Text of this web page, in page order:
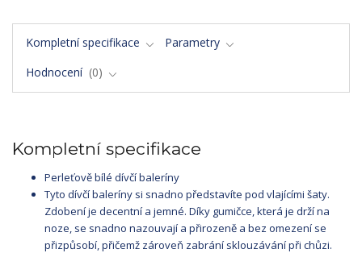
Kompletní specifikace
Parametry
Hodnocení
0
Kompletní specifikace
Perleťově bílé dívčí baleríny
Tyto dívčí baleríny si snadno představíte pod vlajícími šaty.
Zdobení je decentní a jemné. Díky gumičce, která je drží na
noze, se snadno nazouvají a přirozeně a bez omezení se
přizpůsobí, přičemž zároveň zabrání sklouzávání při chůzi.